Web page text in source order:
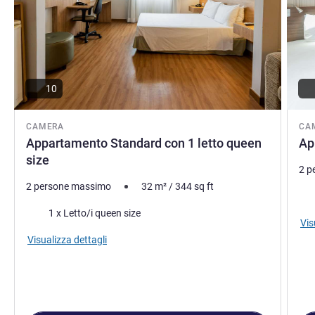
CAMERA
Appartamento Standard con 1 letto queen
size
10
2 persone massimo 32 m²/344sq ft
Biancheria da letto
1 x Letto/i queen size
Visualizza dettagli
2